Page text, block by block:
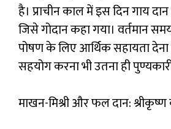
है। प्राचीन काल में इस दिन गाय
जिसे गोदान कहा गया। वर्तमान
पोषण के लिए आर्थिक सहायता
सहयोग करना भी उतना ही
माखन-मिश्री और फल दान: श्रीकृष्ण